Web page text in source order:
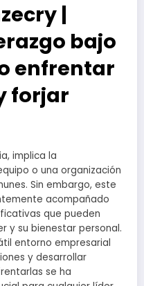
|
bajo
enfrentar
forjar
implica la
o una organización
Sin embargo, este
acompañado
que pueden
y su bienestar personal.
entorno empresarial
y desarrollar
se ha